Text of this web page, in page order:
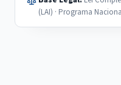
(LAI) · Programa